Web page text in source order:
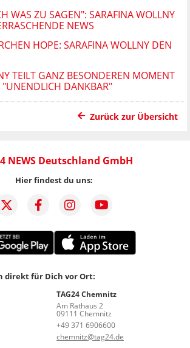
WAS ZU SAGEN": SARAFINA WOLLNY
NEWS
HOPE: SARAFINA WOLLNY DEN
TEILT GANZ BESONDEREN MOMENT
"UNENDLICH DANKBAR"
Zurück zur Übersicht
NEWS Deutschland GmbH
Hier findest du uns:
direkt für Dich vor Ort:
TAG24 Chemnitz
Am Rathaus 2
09111 Chemnitz
+49 371 6906600
chemnitz@tag24.de